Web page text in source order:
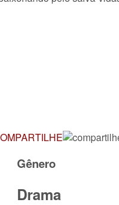
Gênero
Drama